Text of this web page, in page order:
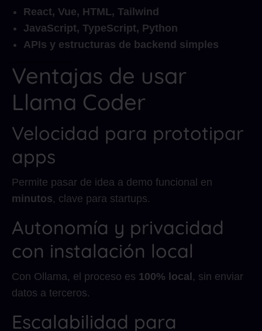
React, Vue, HTML, Tailwind
JavaScript, TypeScript, Python
APIs y estructuras de backend simples
Ventajas de usar
Llama Coder
Velocidad para prototipar
apps
Permite pasar de idea a demo funcional en
minutos, clave para startups.
Autonomía y privacidad
con instalación local
Con Ollama, el proceso es 100% local , sin enviar
datos a terceros.
Escalabilidad para